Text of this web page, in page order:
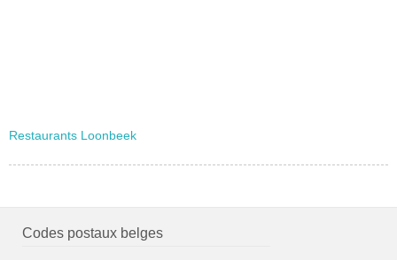
Restaurants Loonbeek
Codes postaux belges